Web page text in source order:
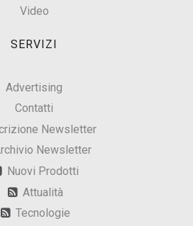
Video
SERVIZI
Advertising
Contatti
Newsletter
Newsletter
Nuovi Prodotti
Attualità
Tecnologie